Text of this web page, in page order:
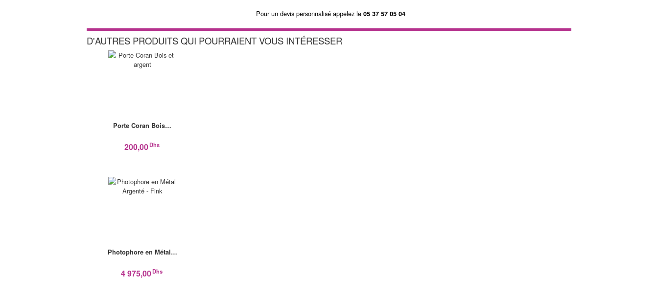
Pour un devis personnalisé appelez le 05 37 57 05 04
D'AUTRES PRODUITS QUI POURRAIENT VOUS INTÉRESSER
Porte Coran Bois…
200,00Dhs
Photophore en Métal…
4 975,00Dhs